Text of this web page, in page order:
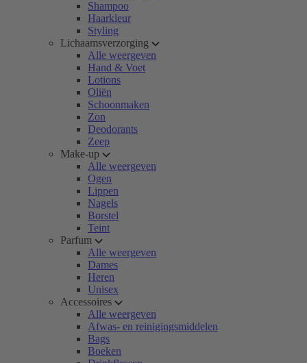
Shampoo
Haarkleur
Styling
Lichaamsverzorging
Alle weergeven
Hand & Voet
Lotions
Oliën
Schoonmaken
Zon
Deodorants
Zeep
Make-up
Alle weergeven
Ogen
Lippen
Nagels
Borstel
Teint
Parfum
Alle weergeven
Dames
Heren
Unisex
Accessoires
Alle weergeven
Afwas- en reinigingsmiddelen
Bags
Boeken